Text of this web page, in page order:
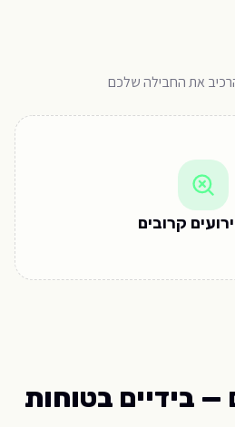
את החבילה שלכם
קרובים
— בידיים בטוחות